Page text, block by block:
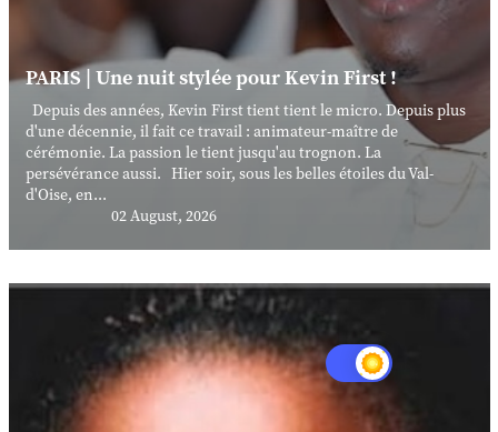
PARIS | Une nuit stylée pour Kevin First !
Depuis des années, Kevin First tient tient le micro. Depuis plus
d'une décennie, il fait ce travail : animateur-maître de
cérémonie. La passion le tient jusqu'au trognon. La
persévérance aussi. Hier soir, sous les belles étoiles du Val-
d'Oise, en...
02 August, 2026